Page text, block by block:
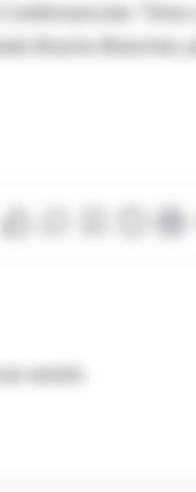
Tórax
Bracho Blanchet,
sesión